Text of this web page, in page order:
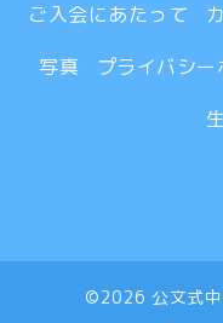
ご入会にあたって
写真
プライバシー
©2026 公文式